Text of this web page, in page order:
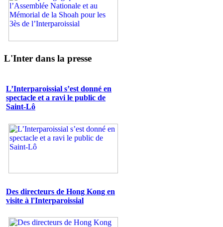
L'Inter dans la presse
L’Interparoissial s’est donné en
spectacle et a ravi le public de
Saint-Lô
Des directeurs de Hong Kong en
visite à l'Interparoissial